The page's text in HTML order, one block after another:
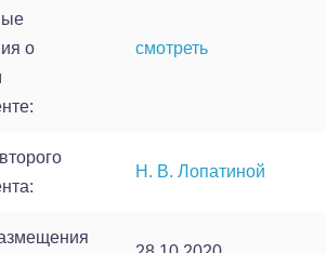
о
смотреть
Н. В. Лопатиной